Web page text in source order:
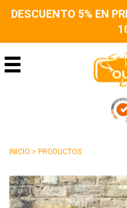
DESCUENTO 5% EN
INICIO > PRODUCTOS